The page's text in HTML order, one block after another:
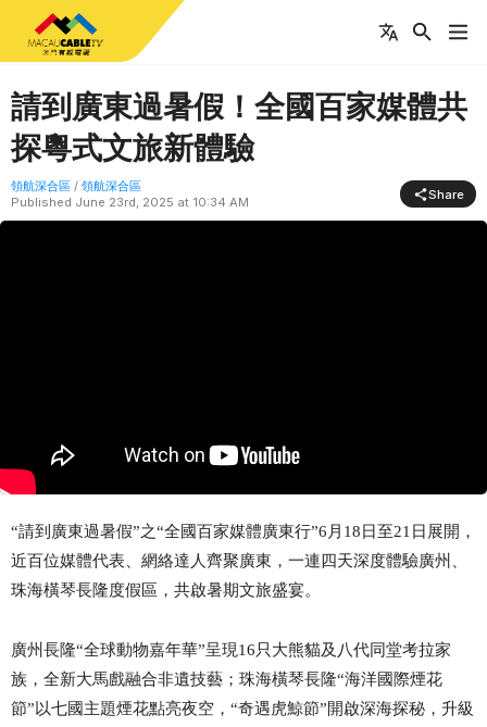
請到廣東過暑假！全國百家媒體共
探粵式文旅新體驗
領航深合區 / 領航深合區
Published June 23rd, 2025 at 10:34 AM
Share
“請到廣東過暑假”之“全國百家媒體廣東行”6月18日至21日 展開 ，
近百位媒體代表 網絡達人齊聚廣東 ， 一連四天深度體驗廣州、
珠海橫琴長隆度假區，共啟暑期文旅盛宴。
廣州長隆“全球動物嘉年華”呈現16只大熊貓及八代同堂考拉家
族，全新大馬戲融合非遺技藝；珠海橫琴長隆“海洋國際煙花
節”以七國主題煙花點亮夜空，“奇遇虎鯨節”開啟深海探秘，升級